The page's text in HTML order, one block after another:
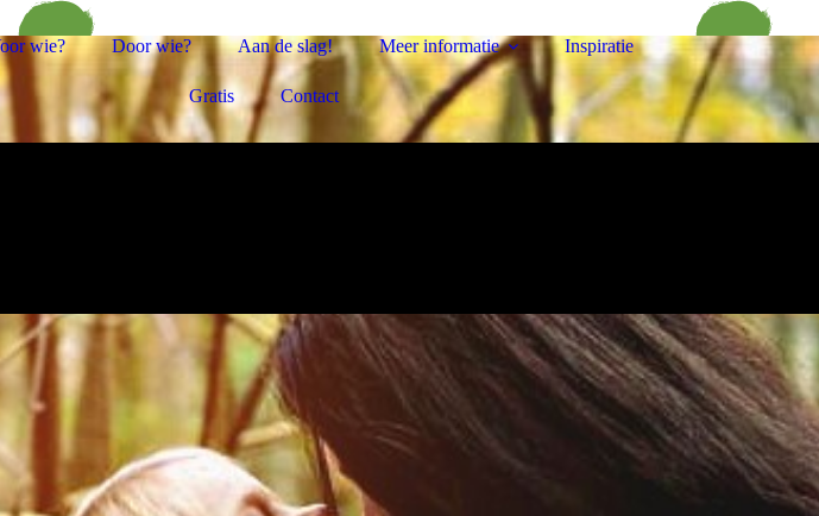
wie? Door wie? Aan de slag! Meer informatie Inspiratie
Gratis Contact